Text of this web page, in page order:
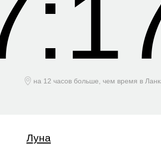
на 12 часов больше, чем время в
Луна